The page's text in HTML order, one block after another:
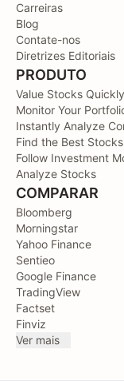
Carreiras
Blog
Contate-nos
Diretrizes Editoriais
PRODUTO
Value Stocks
Monitor Your
Instantly Analyze
Find the Best
Follow Investment
Analyze Stocks
COMPARAR
Bloomberg
Morningstar
Yahoo Finance
Sentieo
Google Finance
TradingView
Factset
Finviz
Ver mais